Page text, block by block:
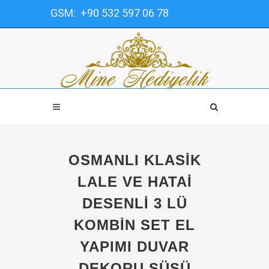
GSM: +90 532 597 06 78
OSMANLI KLASIK
LALE VE HATAI
DESENLI 3 LÜ
KOMBIN SET EL
YAPIMI DUVAR